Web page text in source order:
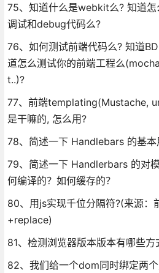
75、知道什么是webkit么? 知道
调试和debug代码么?
76、如何测试前端代码么? 知道
道怎么测试你的前端工程么
t..)?
77、前端templating(Mustache,
是干嘛的, 怎么用?
78、简述一下 Handlebars 的基本
79、简述一下 Handlerbars 的对
何编译的？如何缓存的？
80、用js实现千位分隔符?(来源：
+replace)
81、检测浏览器版本版本有哪些方
82、我们给一个dom同时绑定两个